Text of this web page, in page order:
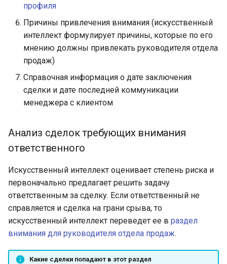
профиля
Причины привлечения внимания (искусственный
интеллект формулирует причины, которые по его
мнению должны привлекать руководителя отдела
продаж)
Справочная информация о дате заключения
сделки и дате последней коммуникации
менеджера с клиентом
Анализ сделок требующих внимания
ответственного
Искусственный интеллект оценивает степень риска и
первоначально предлагает решить задачу
ответственным за сделку. Если ответственный не
справляется и сделка на грани срыва, то
искусственный интеллект переведет ее в раздел
внимания для руководителя отдела продаж.
Какие сделки попадают в этот раздел